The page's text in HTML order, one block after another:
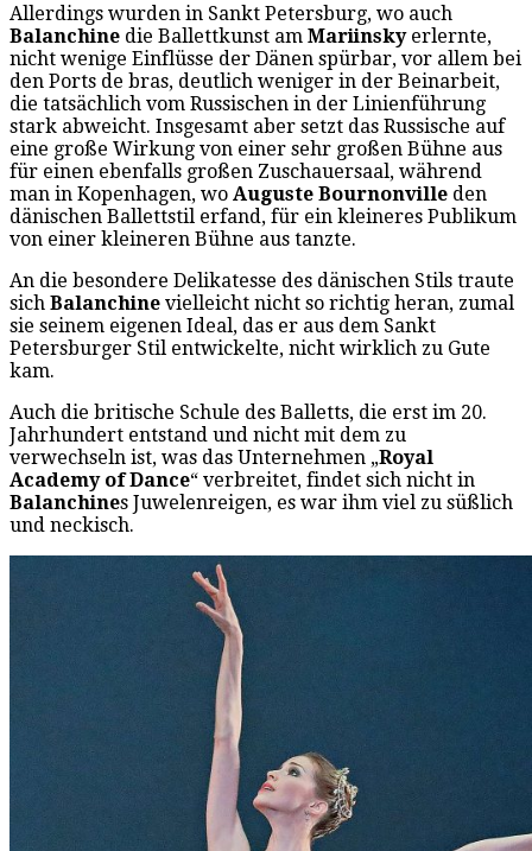
Allerdings wurden in Sankt Petersburg, wo auch
Balanchine die Ballettkunst am Mariinsky erlernte,
nicht wenige Einflüsse der Dänen spürbar, vor allem bei
den Ports de bras, deutlich weniger in der Beinarbeit,
die tatsächlich vom Russischen in der Linienführung
stark abweicht. Insgesamt aber setzt das Russische auf
eine große Wirkung von einer sehr großen Bühne aus
für einen ebenfalls großen Zuschauersaal, während
man in Kopenhagen, wo Auguste Bournonville den
dänischen Ballettstil erfand, für ein kleineres Publikum
von einer kleineren Bühne aus tanzte.
An die besondere Delikatesse des dänischen Stils traute
sich Balanchine vielleicht nicht so richtig heran, zumal
sie seinem eigenen Ideal, das er aus dem Sankt
Petersburger Stil entwickelte, nicht wirklich zu Gute
kam.
Auch die britische Schule des Balletts, die erst im 20.
Jahrhundert entstand und nicht mit dem zu
verwechseln ist, was das Unternehmen „Royal
Academy of Dance“ verbreitet, findet sich nicht in
Balanchines Juwelenreigen, es war ihm viel zu süßlich
und neckisch.